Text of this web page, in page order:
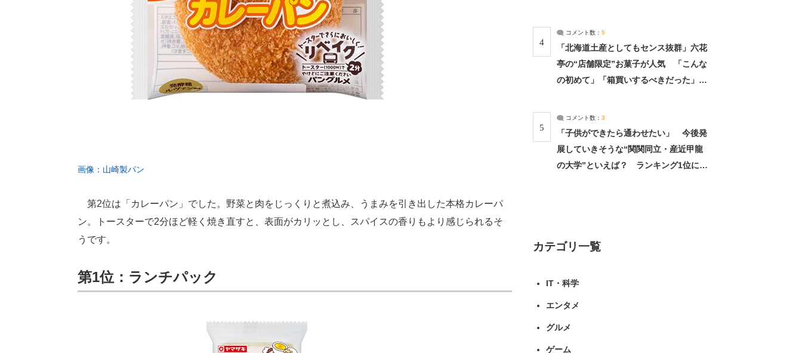
画像：山崎製パン
第2位は「カレーパン」でした。野菜と肉をじっくりと煮込み、うまみを引き出した本格カレーパ
ン。トースターで2分ほど軽く焼き直すと、表面がカリッとし、スパイスの香りもより感じられるそ
うです。
第1位：ランチパック
4
コメント数： 5
「北海道土産としてもセンス抜群」六花
亭の“店舗限定”お菓子が人気 「こんな
の初めて」「箱買いするべきだった」
5
コメント数： 3
「子供ができたら通わせたい」 今後発
展していきそうな“関関同立・産近甲龍
の大学”といえば？ ランキング1位に学
カテゴリ一覧
IT・科学
エンタメ
グルメ
ゲーム